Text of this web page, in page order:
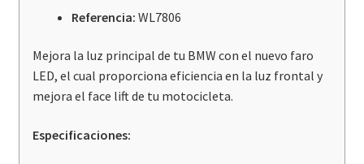
Referencia: WL7806
Mejora la luz principal de tu BMW con el nuevo faro
LED, el cual proporciona eficiencia en la luz frontal y
mejora el face lift de tu motocicleta.
Especificaciones: